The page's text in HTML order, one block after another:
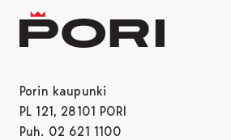
Porin kaupunki
PL 121, 28101 PORI
Puh. 02 621 1100